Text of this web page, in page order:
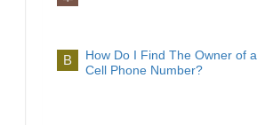
B
How Do I Find The Owner of a
Cell Phone Number?